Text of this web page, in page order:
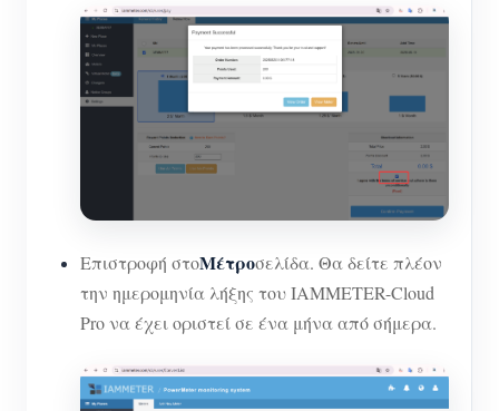
Επιστροφή στοΜέτροσελίδα. Θα δείτε πλέον
την ημερομηνία λήξης του IAMMETER-Cloud
Pro να έχει οριστεί σε ένα μήνα από σήμερα.